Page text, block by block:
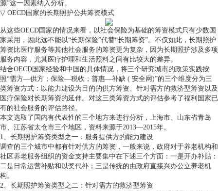
源”这一因素纳入分析。
▽ OECD国家的长期照护公共筹资模式
从这些OECD国家的情况来看，以社会保险为基础的筹资模式只有少数国
家采用，因此远不能以“长期保险”代替“长期筹资”。不仅如此，长期照护
筹资比医疗服务等其他社会服务的筹资更为复杂，因为长期照护涉及多项
服务内容，尤其医疗护理和生活照料之间有比较大的差异。
结合OECD国家经验和中国的具体情况，将三个研究城市的政策实践按
照“需方—供方；保险—税收；普惠—补缺 ( 安全网)”的三个维度分为三
类筹资方式：以能力建设为目的的供方筹资、针对需方的救济型筹资以及
医疗保险对长期筹资的延伸。对这三类筹资方式的评估参考了福利国家已
有的社会服务的评估路径。
本文选取了国内有代表性的三个地方来进行分析，上海市、山东省青岛
市、江苏省太仓市三个地区，资料来源于2013—2015年。
1、长期照护筹资类型之一：服务提供方的能力建设
调查的三个城市中都有针对供方的筹资，一般来说，政府对于养老机构和
社区养老服务组织的资金支持主要集中在下述三个方面：一是开办补贴：
二是日常运营补贴和以奖代补；三是传统的由政府直接兴办公立养老机
构。
2、长期照护筹资类型之二：针对需方的救济型筹资